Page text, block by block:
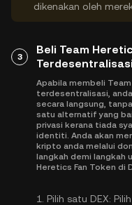
dikenakan oleh
3
Beli Team
Apabila membeli
terdesentralisasi,
secara langsung,
satu alternatif yang
privasi kerana tiada
identiti. Anda akan
kripto anda melalui
langkah demi langkah
Heretics Fan Token di
1. Pilih satu DEX: